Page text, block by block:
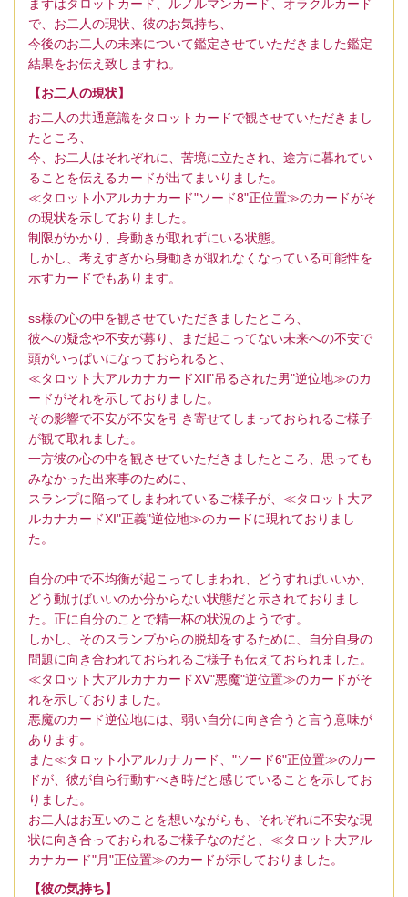
まずはタロットカード、ルノルマンカード、オラクルカード
で、お二人の現状、彼のお気持ち、
今後のお二人の未来について鑑定させていただきました鑑定
結果をお伝え致しますね。
【お二人の現状】
お二人の共通意識をタロットカードで観させていただきまし
たところ、
今、お二人はそれぞれに、苦境に立たされ、途方に暮れてい
ることを伝えるカードが出てまいりました。
≪タロット小アルカナカード"ソード8"正位置≫のカードがそ
の現状を示しておりました。
制限がかかり、身動きが取れずにいる状態。
しかし、考えすぎから身動きが取れなくなっている可能性を
示すカードでもあります。
ss様の心の中を観させていただきましたところ、
彼への疑念や不安が募り、まだ起こってない未来への不安で
頭がいっぱいになっておられると、
≪タロット大アルカナカードXII"吊るされた男"逆位地≫のカ
ードがそれを示しておりました。
その影響で不安が不安を引き寄せてしまっておられるご様子
が観て取れました。
一方彼の心の中を観させていただきましたところ、思っても
みなかった出来事のために、
スランプに陥ってしまわれているご様子が、≪タロット大ア
ルカナカードXI"正義"逆位地≫のカードに現れておりまし
た。
自分の中で不均衡が起こってしまわれ、どうすればいいか、
どう動けばいいのか分からない状態だと示されておりまし
た。正に自分のことで精一杯の状況のようです。
しかし、そのスランプからの脱却をするために、自分自身の
問題に向き合われておられるご様子も伝えておられました。
≪タロット大アルカナカードXV"悪魔"逆位置≫のカードがそ
れを示しておりました。
悪魔のカード逆位地には、弱い自分に向き合うと言う意味が
あります。
また≪タロット小アルカナカード、"ソード6"正位置≫のカー
ドが、彼が自ら行動すべき時だと感じていることを示してお
りました。
お二人はお互いのことを想いながらも、それぞれに不安な現
状に向き合っておられるご様子なのだと、≪タロット大アル
カナカード"月"正位置≫のカードが示しておりました。
【彼の気持ち】